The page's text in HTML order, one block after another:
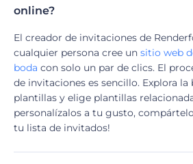
online?
El creador de invitaciones de
cualquier persona cree un sitio web
boda con solo un par de clics. El
de invitaciones es sencillo. Explora
plantillas y elige plantillas
personalízalos a tu gusto,
tu lista de invitados!